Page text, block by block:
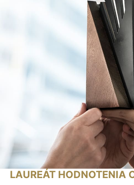
LAUREÁT HODNOTENIA